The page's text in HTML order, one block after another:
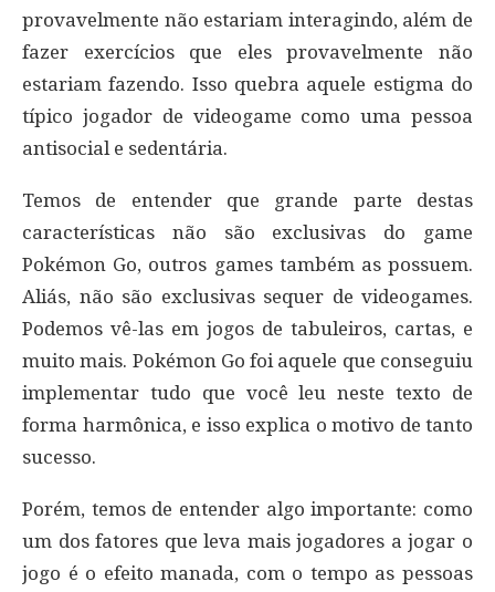
provavelmente não estariam interagindo, além de
fazer exercícios que eles provavelmente não
estariam fazendo. Isso quebra aquele estigma do
típico jogador de videogame como uma pessoa
antisocial e sedentária.
Temos de entender que grande parte destas
características não são exclusivas do game
Pokémon Go, outros games também as possuem.
Aliás, não são exclusivas sequer de videogames.
Podemos vê-las em jogos de tabuleiros, cartas, e
muito mais. Pokémon Go foi aquele que conseguiu
implementar tudo que você leu neste texto de
forma harmônica, e isso explica o motivo de tanto
sucesso.
Porém, temos de entender algo importante: como
um dos fatores que leva mais jogadores a jogar o
jogo é o efeito manada, com o tempo as pessoas